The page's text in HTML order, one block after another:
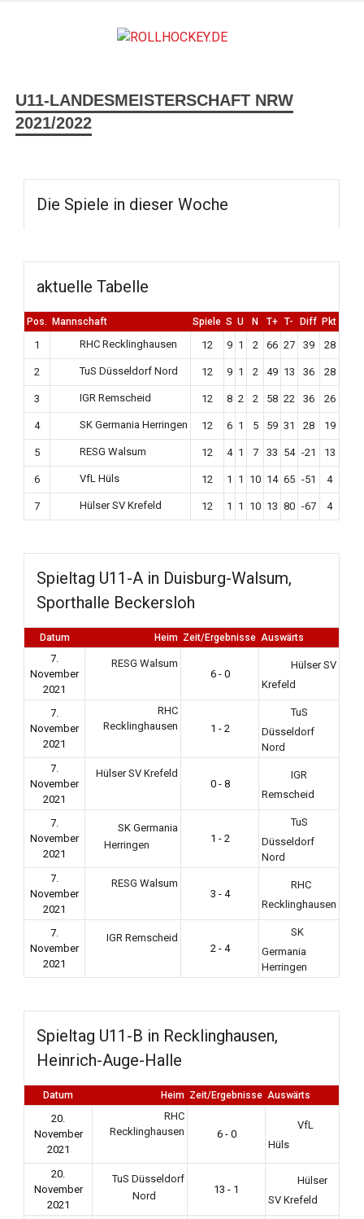
U11-LANDESMEISTERSCHAFT NRW
2021/2022
Die Spiele in dieser Woche
aktuelle Tabelle
Pos. Mannschaft Spiele S U N T+ T- Diff Pkt
1 RHC Recklinghausen 12 9 1 2 66 27 39 28
2 TuS Düsseldorf Nord 12 9 1 2 49 13 36 28
3 IGR Remscheid 12 8 2 2 58 22 36 26
4 SK Germania Herringen 12 6 1 5 59 31 28 19
5 RESG Walsum 12 4 1 7 33 54 -21 13
6 VfL Hüls 12 1 1 10 14 65 -51 4
7 Hülser SV Krefeld 12 1 1 10 13 80 -67 4
Spieltag U11-A in Duisburg-Walsum,
Sporthalle Beckersloh
Datum Heim Zeit/Ergebnisse Auswärts
7.
November
2021
RESG Walsum
6 - 0
Hülser SV
Krefeld
7.
November
2021
RHC
Recklinghausen
1 - 2
TuS
Düsseldorf
Nord
7.
November
2021
Hülser SV Krefeld
0 - 8
IGR
Remscheid
7.
November
2021
SK Germania
Herringen
1 - 2
TuS
Düsseldorf
Nord
7.
November
2021
RESG Walsum
3 - 4
RHC
Recklinghausen
7.
November
2021
IGR Remscheid
2 - 4
SK
Germania
Herringen
Spieltag U11-B in Recklinghausen,
Heinrich-Auge-Halle
Datum Heim Zeit/Ergebnisse Auswärts
20.
November
2021
RHC
Recklinghausen
6 - 0
VfL
Hüls
20.
November
2021
TuS Düsseldorf
Nord
13 - 1
Hülser
SV Krefeld